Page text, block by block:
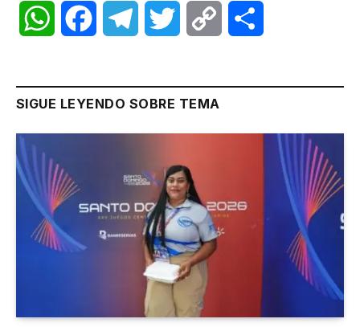
WhatsAppFacebookTelegramTwitter Copy
SIGUE LEYENDO SOBRE TEMA